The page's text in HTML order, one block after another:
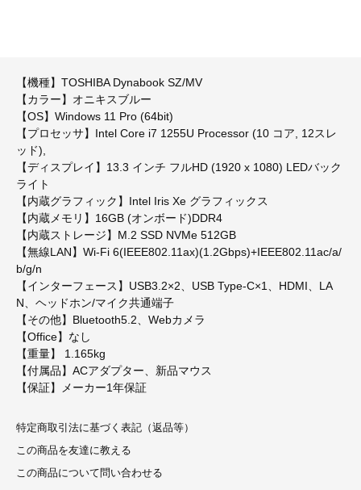
【機種】TOSHIBA Dynabook SZ/MV
【カラー】オニキスブルー
【OS】Windows 11 Pro (64bit)
【プロセッサ】Intel Core i7 1255U Processor (10 コア, 12スレ
ッド),
【ディスプレイ】13.3 インチ フルHD (1920 x 1080) LEDバック
ライト
【内蔵グラフィック】Intel Iris Xe グラフィックス
【内蔵メモリ】16GB (オンボード)DDR4
【内蔵ストレージ】M.2 SSD NVMe 512GB
【無線LAN】Wi-Fi 6(IEEE802.11ax)(1.2Gbps)+IEEE802.11ac/a/
b/g/n
【インターフェース】USB3.2×2、USB Type-C×1、HDMI、LA
N、ヘッドホン/マイク共通端子
【その他】Bluetooth5.2、Webカメラ
【Office】なし
【重量】 1.165kg
【付属品】ACアダプター、新品マウス
【保証】メーカー1年保証
特定商取引法に基づく表記（返品等）
この商品を友達に教える
この商品について問い合わせる